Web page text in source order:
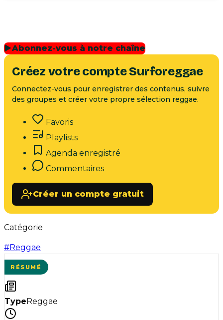
▶Abonnez-vous à notre chaîne
Créez votre compte Surforeggae
Connectez-vous pour enregistrer des contenus, suivre
des groupes et créer votre propre sélection reggae.
Favoris
Playlists
Agenda enregistré
Commentaires
Créer un compte gratuit
Catégorie
#Reggae
RÉSUMÉ
Type Reggae